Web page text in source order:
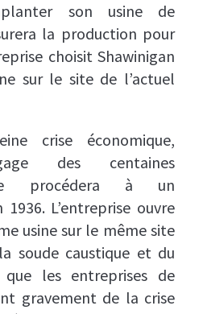
son usine de
la production pour
choisit Shawinigan
sur le site de l’actuel
crise économique,
des centaines
procédera à un
L’entreprise ouvre
usine sur le même site
soude caustique et du
que les entreprises de
gravement de la crise